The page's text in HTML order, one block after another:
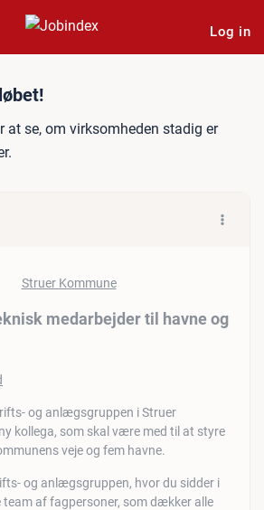
Log in
Ingeniør
at se, om virksomheden stadig er
medarbejder til havne og
og anlægsgruppen i Struer
kollega, som skal være med til at styre
veje og fem havne.
og anlægsgruppen, hvor du sidder i
af fagpersoner, som dækker alle